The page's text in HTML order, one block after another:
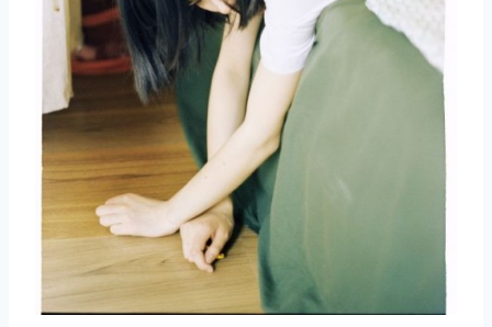
取消 搜索